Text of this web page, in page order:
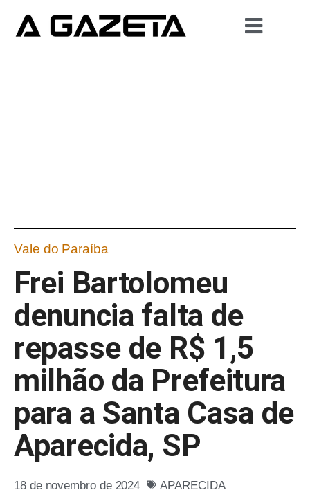
Vale do Paraíba
Frei Bartolomeu
denuncia falta de
repasse de R$ 1,5
milhão da Prefeitura
para a Santa Casa de
Aparecida, SP
18 de novembro de 2024 APARECIDA